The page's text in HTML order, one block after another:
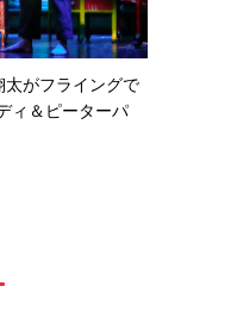
がフライングで
ィ＆ピーターパ